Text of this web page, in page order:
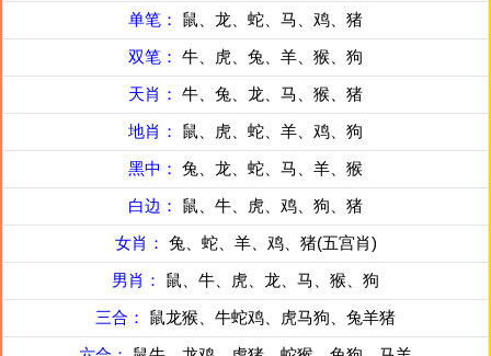
单笔： 鼠、龙、蛇、马、鸡、猪
双笔： 牛、虎、兔、羊、猴、狗
天肖： 牛、兔、龙、马、猴、猪
地肖： 鼠、虎、蛇、羊、鸡、狗
黑中： 兔、龙、蛇、马、羊、猴
白边： 鼠、牛、虎、鸡、狗、猪
女肖： 兔、蛇、羊、鸡、猪(五宫肖)
男肖： 鼠、牛、虎、龙、马、猴、狗
三合： 鼠龙猴、牛蛇鸡、虎马狗、兔羊猪